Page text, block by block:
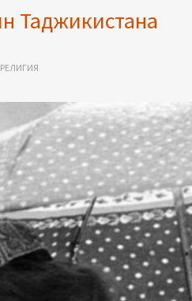
Таджикистана
РЕЛИГИЯ